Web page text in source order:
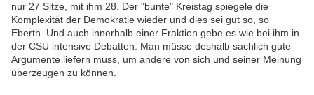
nur 27 Sitze, mit ihm 28. Der "bunte" Kreistag spiegele die
Komplexität der Demokratie wieder und dies sei gut so, so
Eberth. Und auch innerhalb einer Fraktion gebe es wie bei ihm in
der CSU intensive Debatten. Man müsse deshalb sachlich gute
Argumente liefern muss, um andere von sich und seiner Meinung
überzeugen zu können.